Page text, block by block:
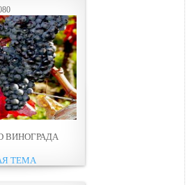
ВИНОГРАДА
ТЕМА